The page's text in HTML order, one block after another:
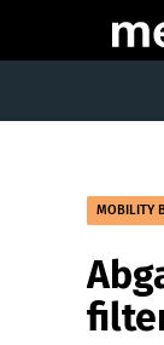
MOBILITY